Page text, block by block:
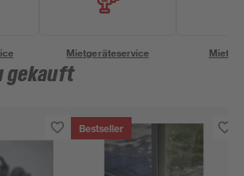
Mietgeräteservice
gekauft
Bestseller